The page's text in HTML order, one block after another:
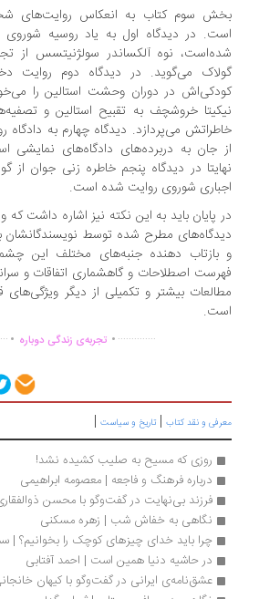
سوم کتاب به انعکاس روایت‌های شخصی
در دیدگاه اول به یاد روسیه شوروی دوران
نوه آلکساندر سولژنیتسس از
می‌گوید. در دیدگاه دوم روایت دختری
در دوران وحشت استالین را می‌خوانیم.
خروشچف به تقبیح استالین و تصفیه‌های
می‌پردازد. دیدگاه چهارم به دادگاه
جان به دربرده‌های دادگاه‌های نمایشی
در دیدگاه پنجم خاطره زنی جوان از گولاگ و
شوروی روایت شده است.
پایان باید به این نکته نیز اشاره داشت که
مطرح شده توسط نویسندگانشان به
بازتاب دهنده جنبه‌های مختلف این چشم
اصطلاحات و گاهشماری اتفاقات و سرانجام
بیشتر و تکمیلی از دیگر ویژگی‌های قابل
................تجربه‌ی زندگی دوباره ...............
و نقد کتاب|تاریخ و سیاست|
روزی که مسیح به صلیب کشیده نشد!
درباره فرهنگ و فاجعه | معصومه ابراهیمی
فرزند بی‌نهایت در گفت‌وگو با محسن ذوالفقاری
نگاهی به خفاش شب | زهره مسکنی
چرا باید خدای چیزهای کوچک را بخوانیم؟ | سمیه
در حاشیه دنیا همین است | احمد آفتابی
عشق‌نامه‌ی ایرانی در گفت‌وگو با کیهان خانجانی